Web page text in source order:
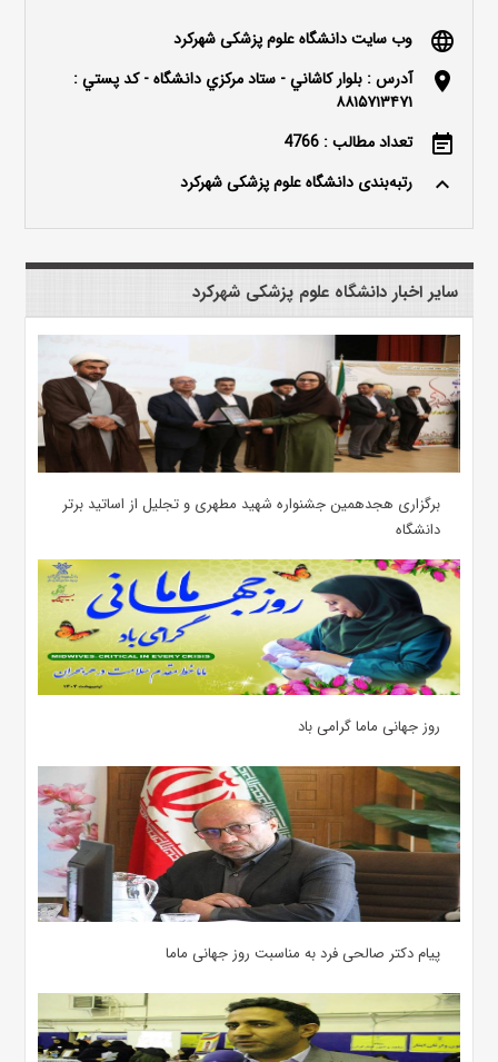
language وب سایت دانشگاه علوم پزشکی شهرکرد
location_on
آدرس : بلوار كاشاني - ستاد مركزي دانشگاه - كد پستي :
۸۸۱۵۷۱۳۴۷۱
event_note تعداد مطالب : 4766
keyboard_arrow_up رتبه‌بندی دانشگاه علوم پزشکی شهرکرد
سایر اخبار دانشگاه علوم پزشکی شهرکرد
برگزاری هجدهمین جشنواره شهید مطهری و تجلیل از اساتید برتر
دانشگاه
روز جهانی ماما گرامی باد
پیام دکتر صالحی فرد به مناسبت روز جهانی ماما